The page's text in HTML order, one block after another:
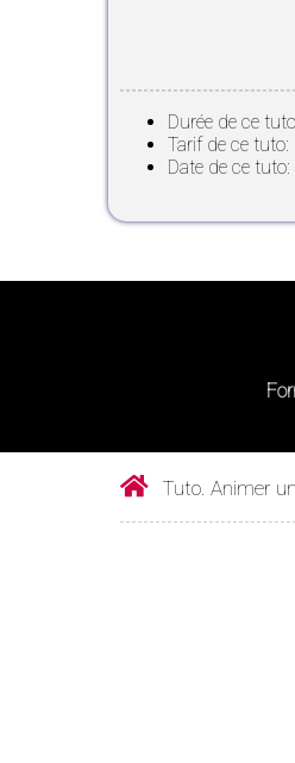
Durée de ce
Tarif de ce tuto:
Date de ce
Tuto. Animer